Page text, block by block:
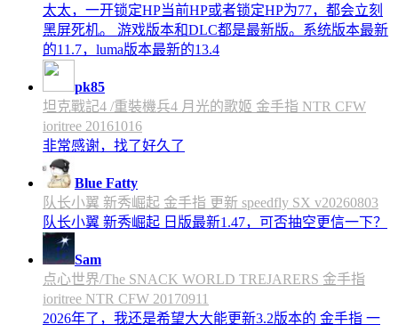
太太，一开锁定HP当前HP或者锁定HP为77，都会立刻
黑屏死机。 游戏版本和DLC都是最新版。系统版本最新
的11.7，luma版本最新的13.4
pk85
坦克戰記4 /重裝機兵4 月光的歌姬 金手指 NTR CFW
ioritree 20161016
非常感谢，找了好久了
Blue Fatty
队长小翼 新秀崛起 金手指 更新 speedfly SX v20260803
队长小翼 新秀崛起 日版最新1.47，可否抽空更信一下？
Sam
点心世界/The SNACK WORLD TREJARERS 金手指
ioritree NTR CFW 20170911
2026年了，我还是希望大大能更新3.2版本的 金手指 一